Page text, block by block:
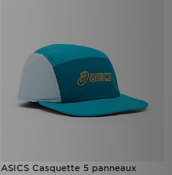
ASICS Casquette 5 panneaux